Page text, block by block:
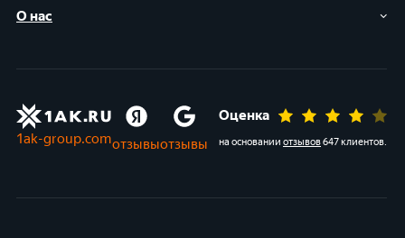
О нас
1ak-group.comотзывыотзывы
Оценка
на основании отзывов647 клиентов.